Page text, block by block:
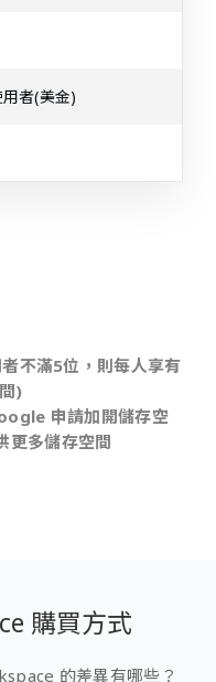
者(美金)
不滿5位，則每人享有
)
申請加開儲存空
更多儲存空間
購買方式
的差異有哪些？